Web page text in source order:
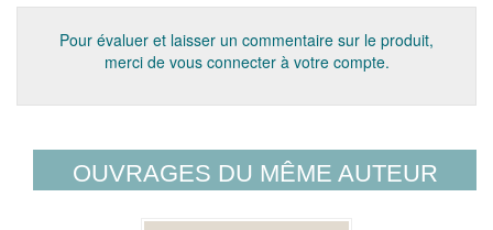
Pour évaluer et laisser un commentaire sur le produit,
merci de vous connecter à votre compte.
OUVRAGES DU MÊME AUTEUR